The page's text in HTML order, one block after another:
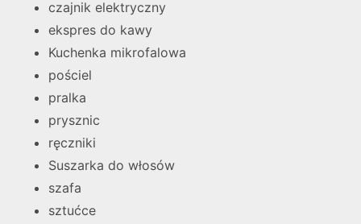
czajnik elektryczny
ekspres do kawy
Kuchenka mikrofalowa
pościel
pralka
prysznic
ręczniki
Suszarka do włosów
szafa
sztućce